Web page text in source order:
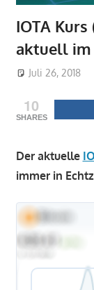
IOTA
aktuell im
Juli 26, 2018
10
SHARES
Der aktuelle
immer in